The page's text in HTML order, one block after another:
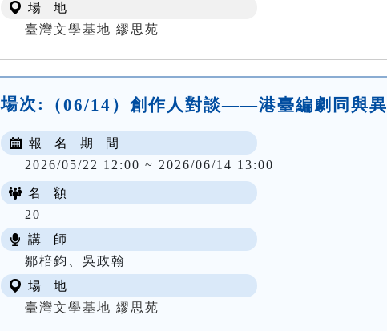
場 地
臺灣文學基地 繆思苑
場次: （06/14）創作人對談——港臺編劇同與異
報 名 期 間
2026/05/22 12:00 ~ 2026/06/14 13:00
名 額
20
講 師
鄒棓鈞、吳政翰
場 地
臺灣文學基地 繆思苑